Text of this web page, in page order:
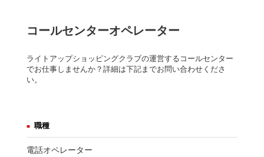
コールセンターオペレーター
ライトアップショッピングクラブの運営するコールセンター
でお仕事しませんか？詳細は下記までお問い合わせくださ
い。
職種
電話オペレーター